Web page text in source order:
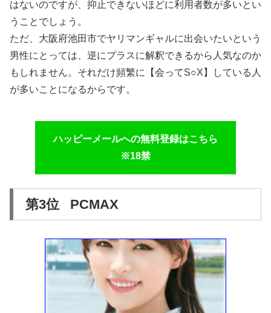
はないのですが、抑止できないほどに利用者数が多いとい
うことでしょう。
ただ、大阪府池田市でヤリマンギャルに出会いたいという
男性にとっては、逆にプラスに解釈できるから人気なのか
もしれません。それだけ頻繁に【会ってS○X】している人
が多いことになるからです。
ハッピーメールへの無料登録はこちら
※18禁
第3位 PCMAX